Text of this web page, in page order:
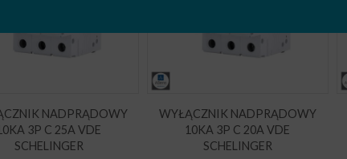
NADPRĄDOWY
3P C 25A VDE
SCHELINGER
WYŁĄCZNIK NADPRĄDOWY
10KA 3P C 20A VDE
SCHELINGER